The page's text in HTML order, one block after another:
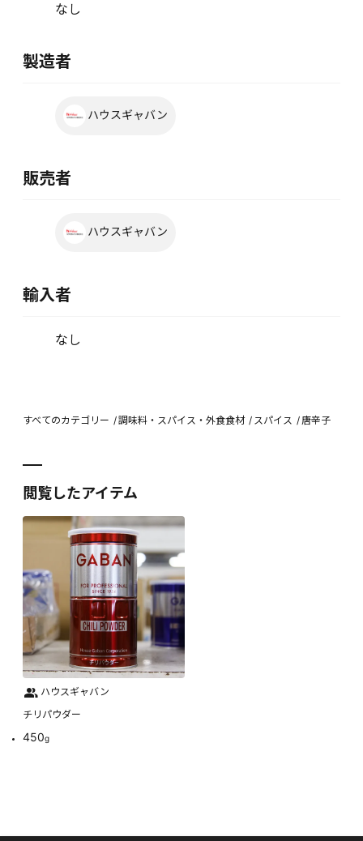
なし
製造者
ハウスギャバン
販売者
ハウスギャバン
輸入者
なし
すべてのカテゴリー 調味料・スパイス・外食食材 スパイス 唐辛子
閲覧したアイテム
ハウスギャバン
チリパウダー
450g